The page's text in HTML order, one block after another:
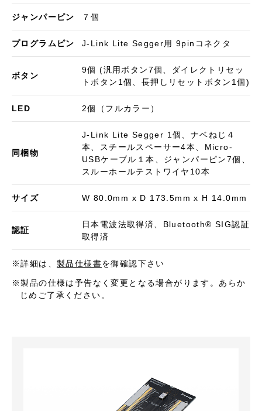
ジャンパーピン ７個
プログラムピン J-Link Lite Segger用 9pinコネクタ
ボタン
9個 (汎用ボタン7個、ダイレクトリセッ
トボタン1個、長押しリセットボタン1個)
LED 2個（フルカラー）
同梱物
J-Link Lite Segger 1個、ナベねじ４
本、スチールスペーサー4本、Micro-
USBケーブル１本、ジャンパーピン7個、
スルーホールテストワイヤ10本
サイズ W 80.0mm x D 173.5mm x H 14.0mm
認証
日本電波法取得済、Bluetooth® SIG認証
取得済
詳細は、製品仕様書を御確認下さい
製品の仕様は予告なく変更となる場合がります。あらか
じめご了承ください。
お買い物を続ける カートへ進む